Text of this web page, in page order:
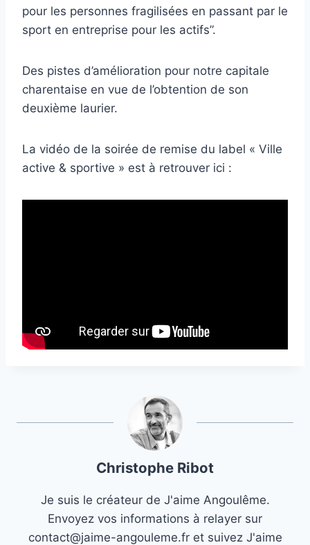
pour les personnes fragilisées en passant par le
sport en entreprise pour les actifs”.
Des pistes d’amélioration pour notre capitale
charentaise en vue de l’obtention de son
deuxième laurier.
La vidéo de la soirée de remise du label « Ville
active & sportive » est à retrouver ici :
Christophe Ribot
Je suis le créateur de J'aime Angoulême.
Envoyez vos informations à relayer sur
contact@jaime-angouleme.fr et suivez J'aime